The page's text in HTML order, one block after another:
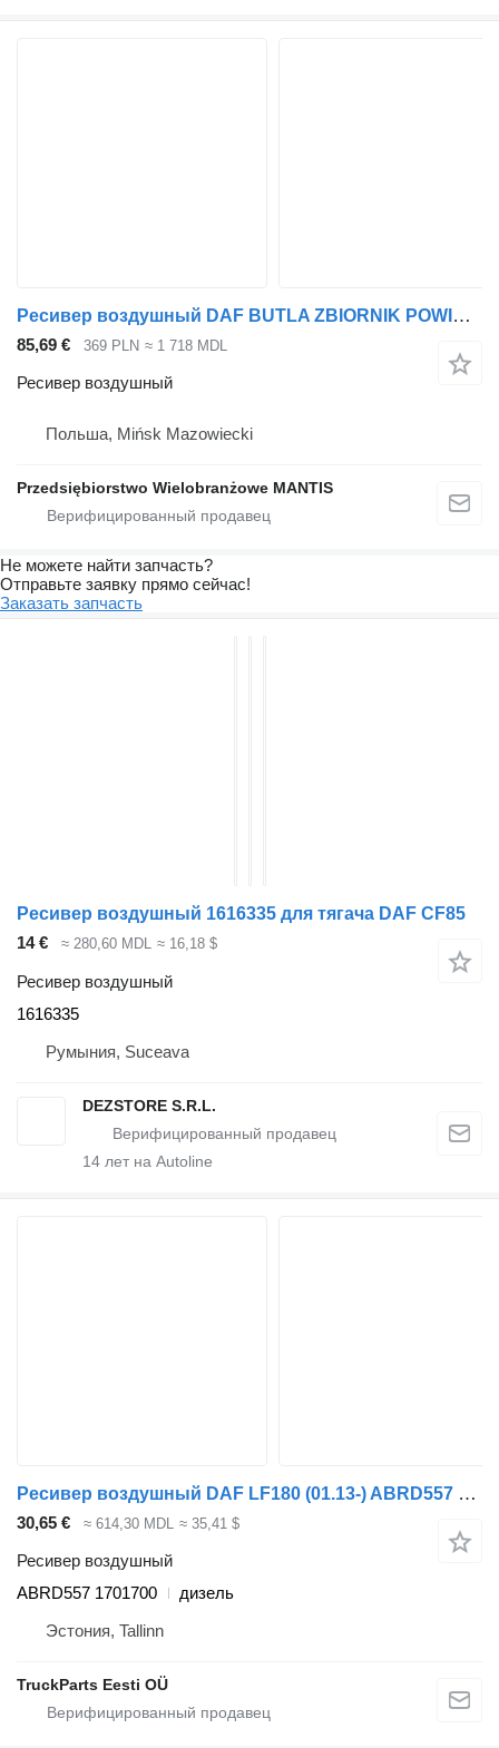
Ресивер воздушный DAF BUTLA ZBIORNIK POWIETRZA DAF XF CF 106 для тягача
85,69 € 369 PLN ≈ 1 718 MDL
Ресивер воздушный
Польша, Mińsk Mazowiecki
Przedsiębiorstwo Wielobranżowe MANTIS
Не можете найти запчасть?
Отправьте заявку прямо сейчас!
Заказать запчасть
Ресивер воздушный 1616335 для тягача DAF CF85
14 €
≈ 280,60 MDL ≈ 16,18 $
Ресивер воздушный
1616335
Румыния, Suceava
DEZSTORE S.R.L.
14 лет на Autoline
Ресивер воздушный DAF LF180 (01.13-) ABRD557 для тягача DAF LF45, LF55, LF180, CF65, CF75, CF85 (2001-)
30,65 € ≈ 614,30 MDL ≈ 35,41 $
Ресивер воздушный
ABRD557 1701700
дизель
Эстония, Tallinn
TruckParts Eesti OÜ